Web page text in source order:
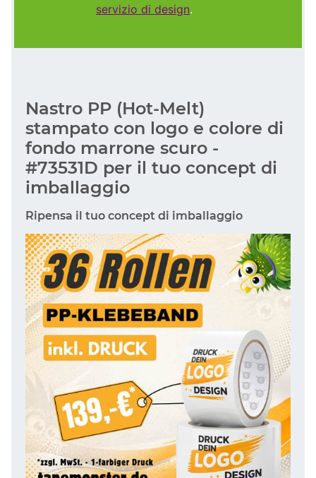
servizio di design.
Nastro PP (Hot-Melt)
stampato con logo e colore di
fondo marrone scuro -
#73531D per il tuo concept di
imballaggio
Ripensa il tuo concept di imballaggio